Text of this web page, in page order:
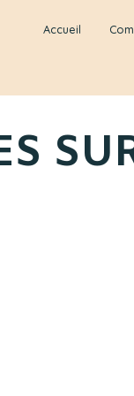
Accueil